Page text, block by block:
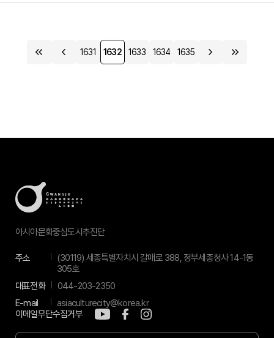
1631 1632 1633 1634 1635
아시아문화중심도시추진단
주소
(30119) 세종특별자치시 갈매로 388, 정부세종청사 14-1동
305호
대표전화
044-203-2350
E-mail
asiaculturecity@korea.kr
이메일무단수집거부